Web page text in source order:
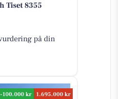
Tiset 8355
på din
-100.000 kr
1.695.000 kr